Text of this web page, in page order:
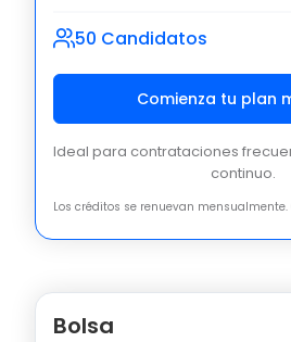
50 Candidatos
Comienza tu plan
Ideal para contrataciones
continuo.
Los créditos se renuevan
Bolsa